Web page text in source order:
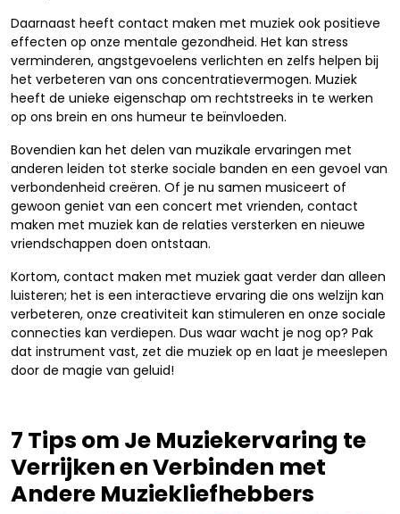
Daarnaast heeft contact maken met muziek ook positieve
effecten op onze mentale gezondheid. Het kan stress
verminderen, angstgevoelens verlichten en zelfs helpen bij
het verbeteren van ons concentratievermogen. Muziek
heeft de unieke eigenschap om rechtstreeks in te werken
op ons brein en ons humeur te beïnvloeden.
Bovendien kan het delen van muzikale ervaringen met
anderen leiden tot sterke sociale banden en een gevoel van
verbondenheid creëren. Of je nu samen musiceert of
gewoon geniet van een concert met vrienden, contact
maken met muziek kan de relaties versterken en nieuwe
vriendschappen doen ontstaan.
Kortom, contact maken met muziek gaat verder dan alleen
luisteren; het is een interactieve ervaring die ons welzijn kan
verbeteren, onze creativiteit kan stimuleren en onze sociale
connecties kan verdiepen. Dus waar wacht je nog op? Pak
dat instrument vast, zet die muziek op en laat je meeslepen
door de magie van geluid!
7 Tips om Je Muziekervaring te
Verrijken en Verbinden met
Andere Muziekliefhebbers